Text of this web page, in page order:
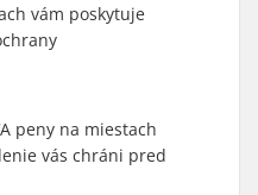
vám poskytuje
peny na miestach
vás chráni pred